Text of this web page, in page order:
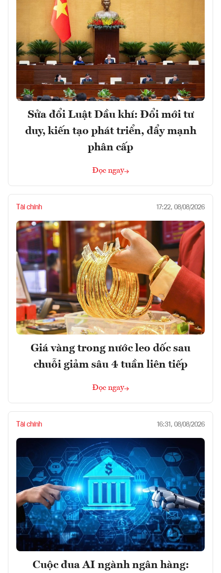
Sửa đổi Luật Dầu khí: Đổi mới tư
duy, kiến tạo phát triển, đẩy mạnh
phân cấp
Đọc ngay
Tài chính 17:22, 08/08/2026
Giá vàng trong nước leo dốc sau
chuỗi giảm sâu 4 tuần liên tiếp
Đọc ngay
Tài chính 16:31, 08/08/2026
Cuộc đua AI ngành ngân hàng: